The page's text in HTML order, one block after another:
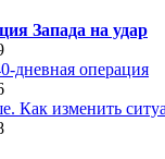
Запада на удар
дневная операция
Как изменить